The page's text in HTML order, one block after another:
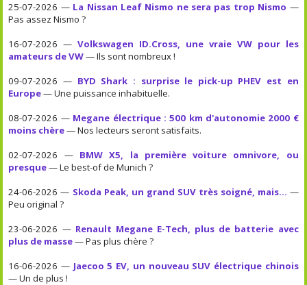
25-07-2026 — La Nissan Leaf Nismo ne sera pas trop Nismo —
Pas assez Nismo ?
16-07-2026 —Volkswagen ID.Cross, une vraie VW pour les
amateurs de VW— Ils sont nombreux !
09-07-2026 — BYD Shark : surprise le pick-up PHEV est en
Europe— Une puissance inhabituelle.
08-07-2026 — Megane électrique : 500 km d'autonomie 2000 €
moins chère— Nos lecteurs seront satisfaits.
02-07-2026 — BMW X5, la première voiture omnivore, ou
presque— Le best-of de Munich ?
24-06-2026 — Skoda Peak, un grand SUV très soigné, mais... —
Peu original ?
23-06-2026 — Renault Megane E-Tech, plus de batterie avec
plus de masse— Pas plus chère ?
16-06-2026 — Jaecoo 5 EV, un nouveau SUV électrique chinois
— Un de plus !